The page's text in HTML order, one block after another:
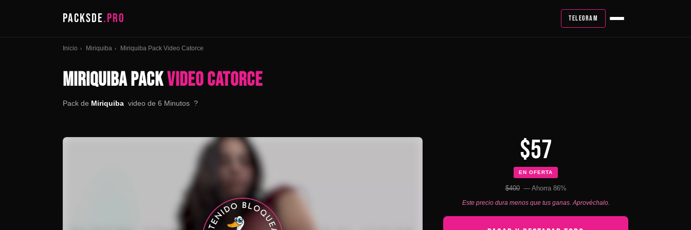
PACKSDE.PRO TELEGRAM
Inicio › Miriquiba › Miriquiba Pack Video Catorce
MIRIQUIBA PACKVIDEO CATORCE
Pack de Miriquiba video de 6 Minutos ?
$57
EN OFERTA
$400 — Ahorra 86%
Este precio dura menos que tus ganas. Aprovéchalo.